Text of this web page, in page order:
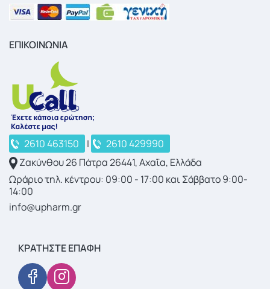
ΕΠΙΚΟΙΝΩΝΙΑ
2610 463150 |
2610 429990
Ζακύνθου 26 Πάτρα 26441, Αχαΐα, Ελλάδα
Ωράριο τηλ. κέντρου: 09:00 - 17:00 και Σάββατο 9:00-
14:00
info@upharm.gr
ΚΡΑΤΉΣΤΕ ΕΠΑΦΉ